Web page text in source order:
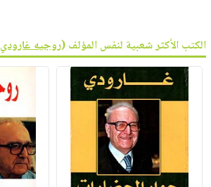
الكتب الأكثر شعبية لنفس المؤلف (روجيه غارودي